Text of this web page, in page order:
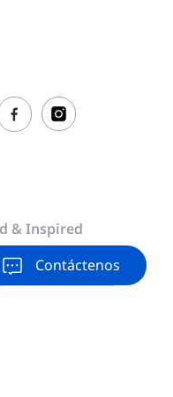
& Inspired
Subscribe
Contáctenos